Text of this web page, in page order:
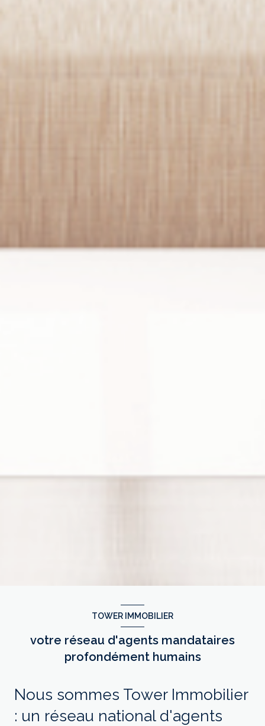
TOWER IMMOBILIER
votre réseau d'agents mandataires
profondément humains
Nous sommes Tower Immobilier
: un réseau national d'agents